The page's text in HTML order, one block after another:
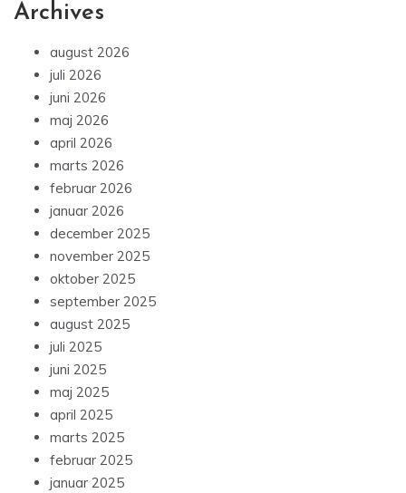
Archives
august 2026
juli 2026
juni 2026
maj 2026
april 2026
marts 2026
februar 2026
januar 2026
december 2025
november 2025
oktober 2025
september 2025
august 2025
juli 2025
juni 2025
maj 2025
april 2025
marts 2025
februar 2025
januar 2025